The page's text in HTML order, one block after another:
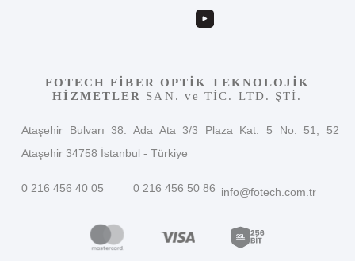
FOTECH FİBER OPTİK TEKNOLOJİK
HİZMETLER
SAN. ve TİC. LTD. ŞTİ.
Ataşehir Bulvarı 38. Ada Ata 3/3 Plaza Kat: 5 No: 51, 52
Ataşehir 34758 İstanbul - Türkiye
0 216 456 40 05 0 216 456 50 86 info@fotech.com.tr